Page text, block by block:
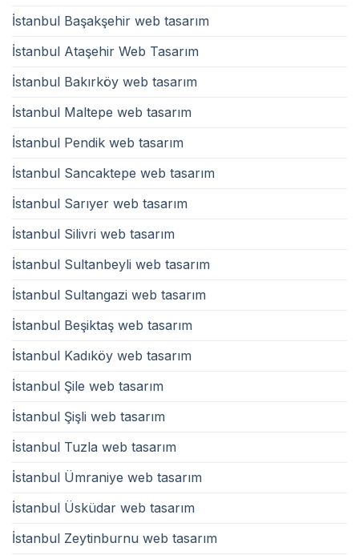
İstanbul Başakşehir web tasarım
İstanbul Ataşehir Web Tasarım
İstanbul Bakırköy web tasarım
İstanbul Maltepe web tasarım
İstanbul Pendik web tasarım
İstanbul Sancaktepe web tasarım
İstanbul Sarıyer web tasarım
İstanbul Silivri web tasarım
İstanbul Sultanbeyli web tasarım
İstanbul Sultangazi web tasarım
İstanbul Beşiktaş web tasarım
İstanbul Kadıköy web tasarım
İstanbul Şile web tasarım
İstanbul Şişli web tasarım
İstanbul Tuzla web tasarım
İstanbul Ümraniye web tasarım
İstanbul Üsküdar web tasarım
İstanbul Zeytinburnu web tasarım